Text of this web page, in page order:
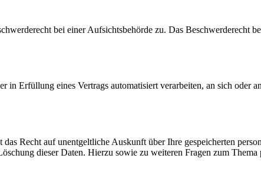
bei einer Aufsichtsbehörde zu. Das Beschwerderecht
Erfüllung eines Vertrags automatisiert verarbeiten, an sich oder
Recht auf unentgeltliche Auskunft über Ihre gespeicherten
dieser Daten. Hierzu sowie zu weiteren Fragen zum Thema